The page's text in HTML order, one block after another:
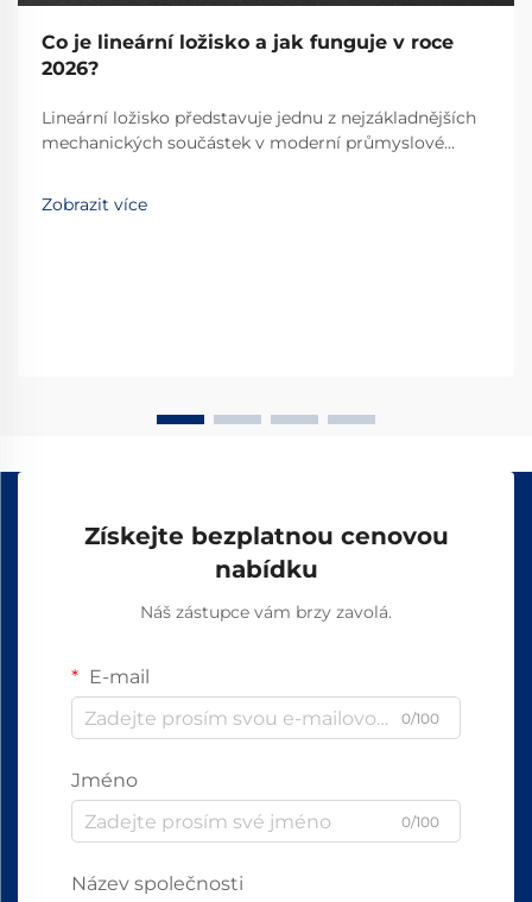
Co je lineární ložisko a jak funguje v roce
2026?
Lineární ložisko představuje jednu z nejzákladnějších
mechanických součástek v moderní průmyslové
zařízení umožňují hladký, řízený lineární pohyb po
předem určené dráze, čímž se stávají
Zobrazit více
Získejte bezplatnou cenovou
nabídku
Náš zástupce vám brzy zavolá.
E-mail
0/100
Jméno
0/100
Název společnosti